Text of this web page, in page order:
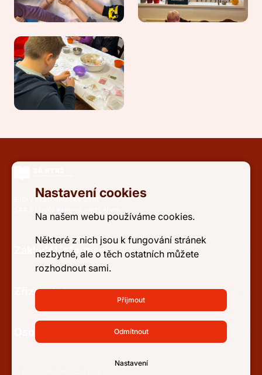
Elišky Krásnohorské 2919
Základní informace
Zřizovatel
Osobní údaje a přístupnost
Nastavení cookies
Na našem webu používáme cookies.
Některé z nich jsou k fungování stránek
nezbytné, ale o těch ostatních můžete
rozhodnout sami.
Přijmout
Odmítnout
Nastavení